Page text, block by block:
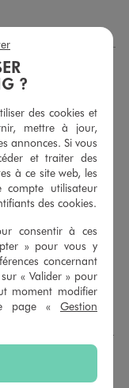
non retouché,
du ticket de caisse,
de faire
Voir
GÉMO d’un
cartes cadeau
en plusieurs fois, pour
les occasions.
?
des cookies et
mettre à jour,
annonces. Si vous
et traiter des
à ce site web, les
compte utilisateur
des cookies.
consentir à ces
» pour vous y
concernant
« Valider » pour
moment modifier
page « Gestion